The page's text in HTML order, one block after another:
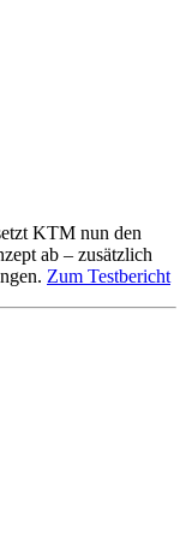
KTM nun den
ab – zusätzlich
Zum Testbericht